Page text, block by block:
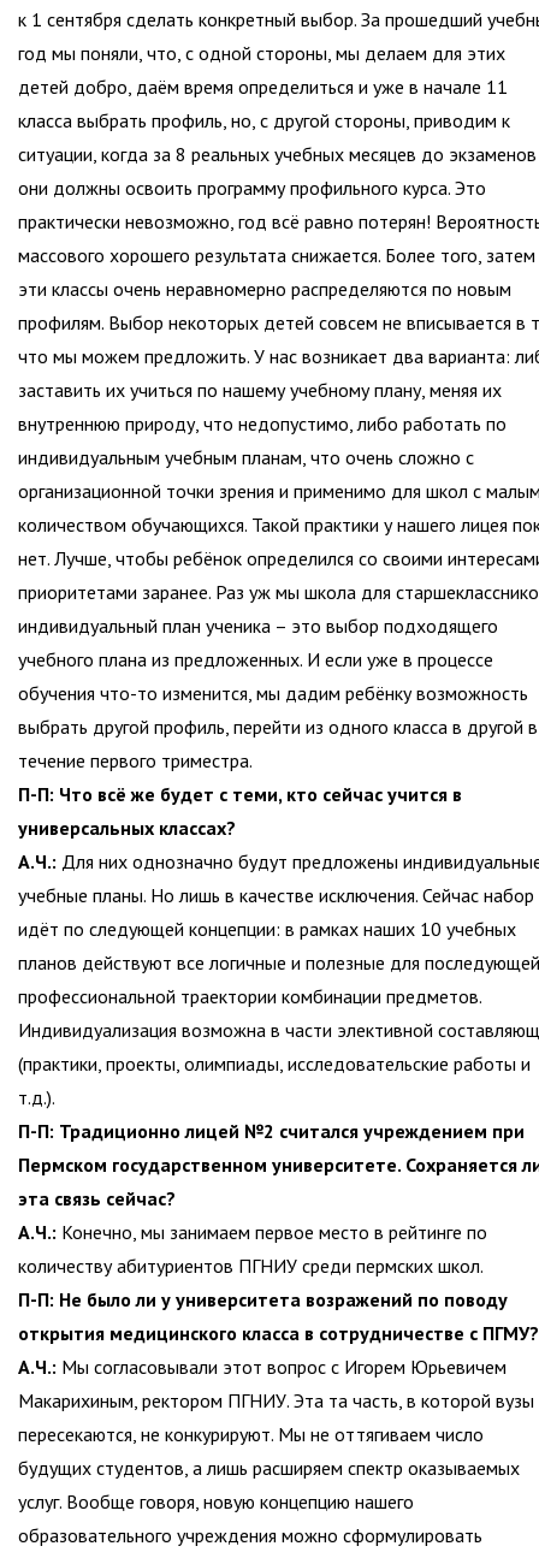
к 1 сентября сделать конкретный выбор. За прошедший
год мы поняли, что, с одной стороны, мы делаем для этих
детей добро, даём время определиться и уже в начале 11
класса выбрать профиль, но, с другой стороны, приводим к
ситуации, когда за 8 реальных учебных месяцев до экзаменов
они должны освоить программу профильного курса. Это
практически невозможно, год всё равно потерян!
массового хорошего результата снижается. Более того, затем
эти классы очень неравномерно распределяются по новым
профилям. Выбор некоторых детей совсем не вписывается в
что мы можем предложить. У нас возникает два варианта:
заставить их учиться по нашему учебному плану, меняя их
внутреннюю природу, что недопустимо, либо работать по
индивидуальным учебным планам, что очень сложно с
организационной точки зрения и применимо для школ с
количеством обучающихся. Такой практики у нашего лицея
нет. Лучше, чтобы ребёнок определился со своими
приоритетами заранее. Раз уж мы школа для
индивидуальный план ученика – это выбор подходящего
учебного плана из предложенных. И если уже в процессе
обучения что-то изменится, мы дадим ребёнку возможность
выбрать другой профиль, перейти из одного класса в другой в
течение первого триместра.
П-П: Что всё же будет с теми, кто сейчас учится в
универсальных классах?
А.Ч.: Для них однозначно будут предложены
учебные планы. Но лишь в качестве исключения. Сейчас набор
идёт по следующей концепции: в рамках наших 10 учебных
планов действуют все логичные и полезные для последующей
профессиональной траектории комбинации предметов.
Индивидуализация возможна в части элективной
(практики, проекты, олимпиады, исследовательские работы и
т.д.).
П-П: Традиционно лицей №2 считался учреждением при
Пермском государственном университете. Сохраняется
эта связь сейчас?
А.Ч.: Конечно, мы занимаем первое место в рейтинге по
количеству абитуриентов ПГНИУ среди пермских школ.
П-П: Не было ли у университета возражений по поводу
открытия медицинского класса в сотрудничестве с ПГМУ?
А.Ч.: Мы согласовывали этот вопрос с Игорем Юрьевичем
Макарихиным, ректором ПГНИУ. Эта та часть, в которой вузы
пересекаются, не конкурируют. Мы не оттягиваем число
будущих студентов, а лишь расширяем спектр оказываемых
услуг. Вообще говоря, новую концепцию нашего
образовательного учреждения можно сформулировать